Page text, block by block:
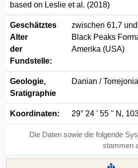
based on Leslie et al. (2018)
Geschätztes
Alter
der
Fundstelle:
zwischen 61,7
Black Peaks
Amerika (USA)
Geologie,
Sratigraphie
Danian /
Koordinaten: 29° 24 ' 55 '' N,
Die Daten sowie die folgende
stammen